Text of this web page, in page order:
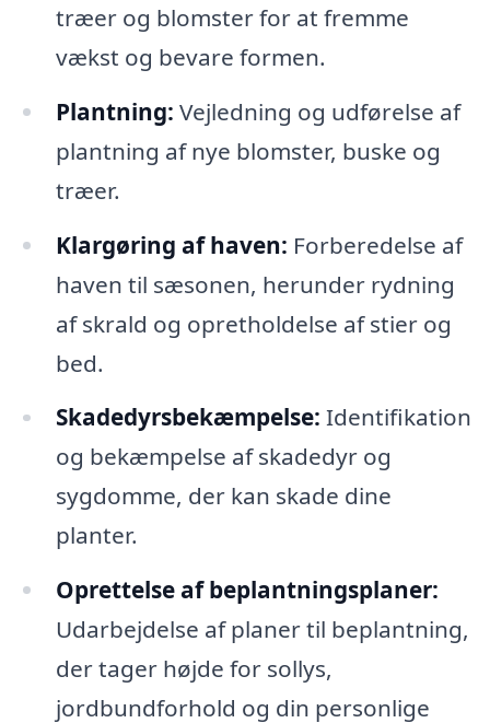
træer og blomster for at fremme
vækst og bevare formen.
Plantning: Vejledning og udførelse af
plantning af nye blomster, buske og
træer.
Klargøring af haven: Forberedelse af
haven til sæsonen, herunder rydning
af skrald og opretholdelse af stier og
bed.
Skadedyrsbekæmpelse: Identifikation
og bekæmpelse af skadedyr og
sygdomme, der kan skade dine
planter.
Oprettelse af beplantningsplaner:
Udarbejdelse af planer til beplantning,
der tager højde for sollys,
jordbundforhold og din personlige